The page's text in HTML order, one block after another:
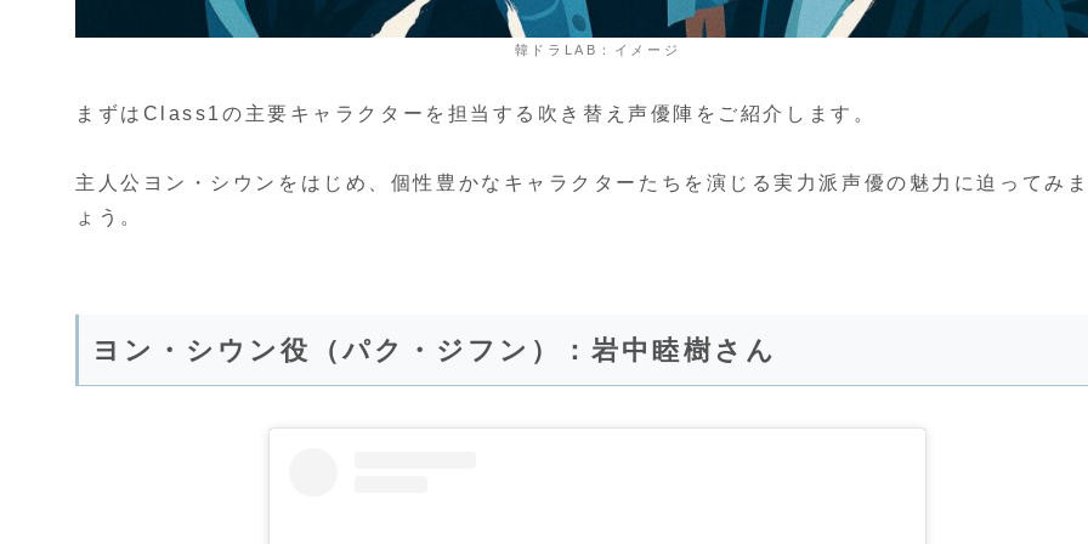
韓ドラLAB：イメージ
まずはClass1の主要キャラクターを担当する吹き替え声優陣をご紹介します。
主人公ヨン・シウンをはじめ、個性豊かなキャラクターたちを演じる実力派声優の魅力に迫ってみ
ょう。
ヨン・シウン役（パク・ジフン）：岩中睦樹さん